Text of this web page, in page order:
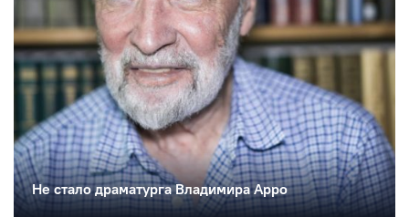
Не стало драматурга Владимира Арро